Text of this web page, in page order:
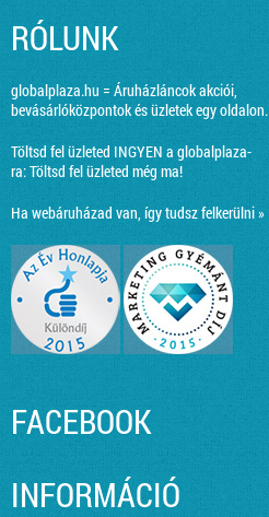
RÓLUNK
globalplaza.hu = Áruházláncok akciói,
bevásárlóközpontok és üzletek egy oldalon.
Töltsd fel üzleted INGYEN a globalplaza-
ra:Töltsd fel üzleted még ma!
Ha webáruházad van, így tudsz felkerülni »
FACEBOOK
INFORMÁCIÓ